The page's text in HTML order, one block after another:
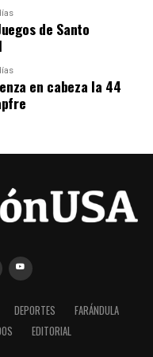
de Santo
en cabeza la 44
DEPORTES
FARÁNDULA
EDITORIAL